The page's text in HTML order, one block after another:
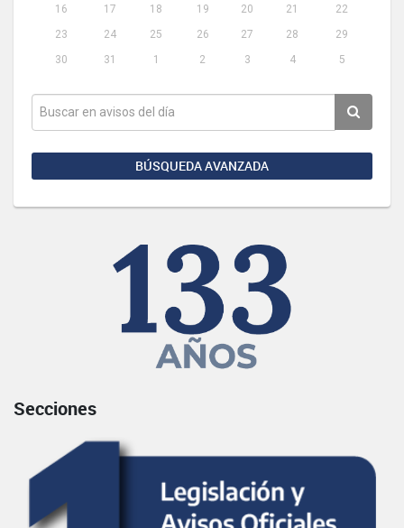
16
17 18 19 20 21
22
23
24 25 26 27 28
29
30
31 1 2 3 4 5
BÚSQUEDA AVANZADA
Secciones